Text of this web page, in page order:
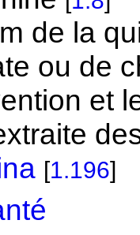
de la
ou de
et
[1.196]